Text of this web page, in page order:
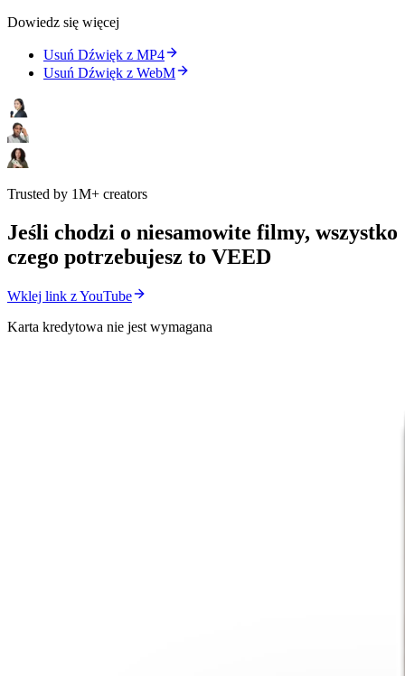
Dowiedz się więcej
Usuń Dźwięk z MP4
Usuń Dźwięk z WebM
Trusted by 1M+ creators
Jeśli chodzi o niesamowite filmy, wszystko
czego potrzebujesz to VEED
Wklej link z YouTube
Karta kredytowa nie jest wymagana